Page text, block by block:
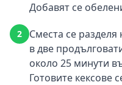
Добавят се
2
Сместа се разделя
в две
около 25 минути
Готовите кексове